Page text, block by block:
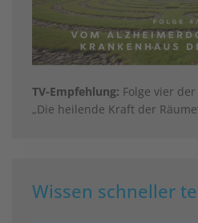
TV-Empfehlung: Folge vier
„Die heilende Kraft der
Wissen schneller